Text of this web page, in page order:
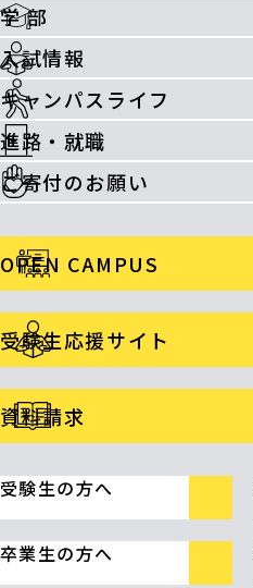
学 部
入試情報
キャンパスライフ
進路・就職
ご寄付のお願い
OPEN CAMPUS
受験生応援サイト
資料請求
受験生の方へ
卒業生の方へ